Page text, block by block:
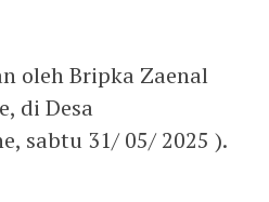
oleh Bripka Zaenal
di Desa
sabtu 31/ 05/ 2025 ).